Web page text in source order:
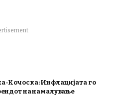
Кочоска: Инфлацијата го
на намалување